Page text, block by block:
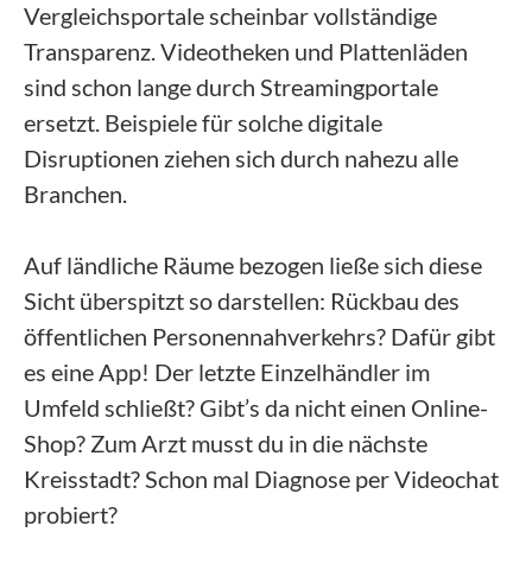
Vergleichsportale scheinbar vollständige
Transparenz. Videotheken und Plattenläden
sind schon lange durch Streamingportale
ersetzt. Beispiele für solche digitale
Disruptionen ziehen sich durch nahezu alle
Branchen.
Auf ländliche Räume bezogen ließe sich diese
Sicht überspitzt so darstellen: Rückbau des
öffentlichen Personennahverkehrs? Dafür gibt
es eine App! Der letzte Einzelhändler im
Umfeld schließt? Gibt’s da nicht einen Online-
Shop? Zum Arzt musst du in die nächste
Kreisstadt? Schon mal Diagnose per Videochat
probiert?